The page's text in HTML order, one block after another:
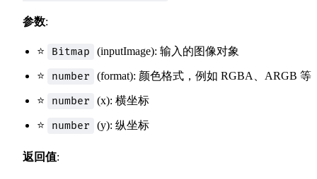
参数:
⭐ Bitmap (inputImage): 输入的图像对象
⭐ number (format): 颜色格式，例如 RGBA、ARGB 等
⭐ number (x): 横坐标
⭐ number (y): 纵坐标
返回值: